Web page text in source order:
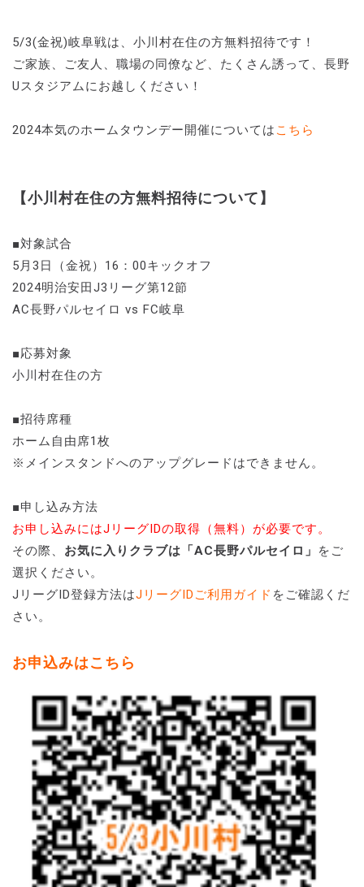
5/3(金祝)岐阜戦は、小川村在住の方無料招待です！
ご家族、ご友人、職場の同僚など、たくさん誘って、長野
Uスタジアムにお越しください！
2024本気のホームタウンデー開催については こちら
【小川村在住の方無料招待について】
■対象試合
5月3日（金祝）16：00キックオフ
2024明治安田J3リーグ第12節
AC長野パルセイロ vs FC岐阜
■応募対象
小川村在住の方
■招待席種
ホーム自由席1枚
※メインスタンドへのアップグレードはできません。
■申し込み方法
お申し込みにはJリーグIDの取得（無料）が必要です。
その際、 お気に入りクラブは「AC長野パルセイロ」
をご
選択ください。
JリーグID登録方法はJリーグIDご利用ガイド をご確認くだ
さい。
お申込みはこちら